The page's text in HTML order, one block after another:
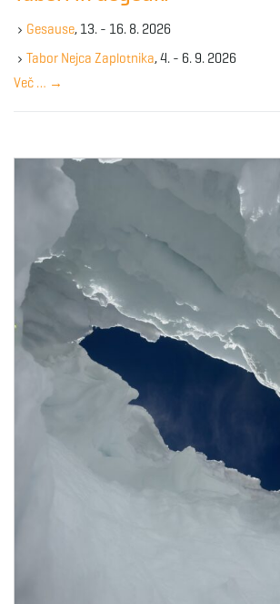
e
y
w
r
Gesause, 13. - 16. 8. 2026
Tabor Nejca Zaplotnika, 4. - 6. 9. 2026
Več … →